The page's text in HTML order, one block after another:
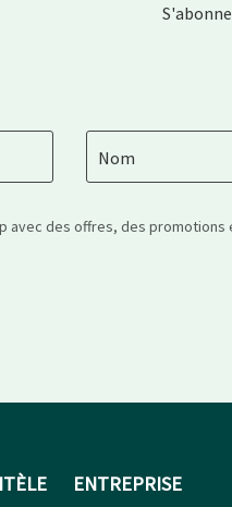
Nom
avec des offres, des
ENTREPRISE